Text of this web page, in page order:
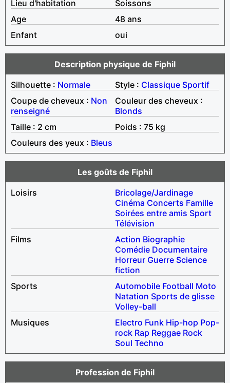
Lieu d'habitation
Soissons
Age
48 ans
Enfant
oui
Description physique de Fiphil
Silhouette : Normale Style : Classique Sportif
Coupe de cheveux : Non
renseigné
Couleur des cheveux :
Blonds
Taille : 2 cm
Poids : 75 kg
Couleurs des yeux : Bleus
Les goûts de Fiphil
Loisirs
Bricolage/Jardinage
Cinéma Concerts Famille
Soirées entre amis Sport
Télévision
Films
Action Biographie
Comédie Documentaire
Horreur Guerre Science
fiction
Sports
Automobile Football Moto
Natation Sports de glisse
Volley-ball
Musiques
Electro Funk Hip-hop Pop-
rock Rap Reggae Rock
Soul Techno
Profession de Fiphil